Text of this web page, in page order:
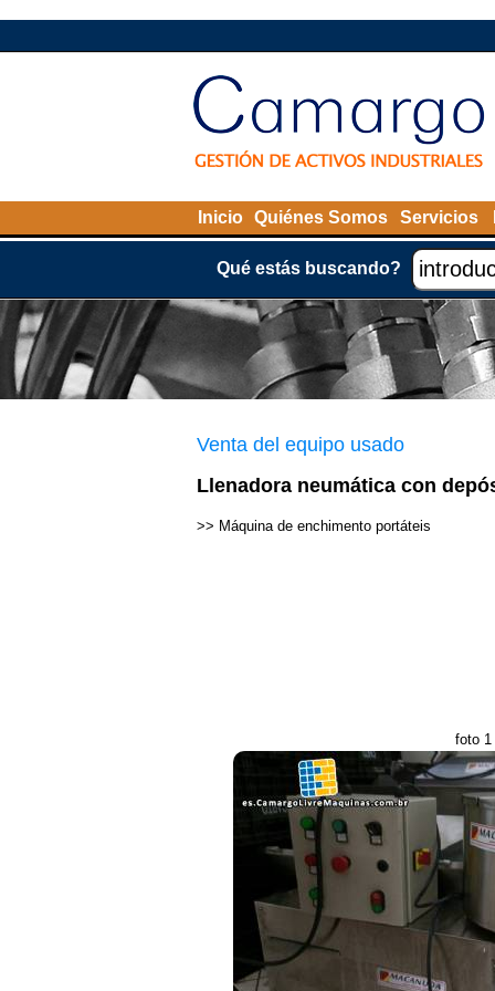
Inicio Quiénes Somos Servicios
Qué estás buscando?
Venta del equipo usado
Llenadora neumática con
>> Máquina de enchimento portáteis
foto 1